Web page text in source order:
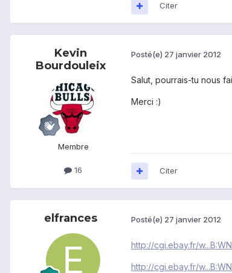
Citer
Kevin
Bourdouleix
Membre
16
Posté(e) 27 janvier 2012
Salut, pourrais-tu nous
Merci :)
Citer
elfrances Posté(e) 27 janvier 2012
http://cgi.ebay.fr/
http://cgi.ebay.fr/